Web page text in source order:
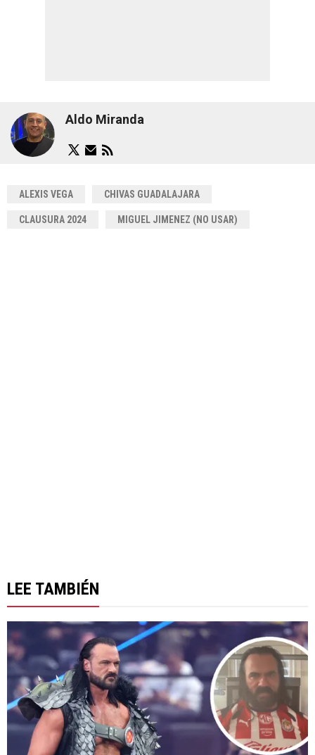
Aldo Miranda
ALEXIS VEGA CHIVAS GUADALAJARA
CLAUSURA 2024 MIGUEL JIMENEZ (NO USAR)
LEE TAMBIÉN